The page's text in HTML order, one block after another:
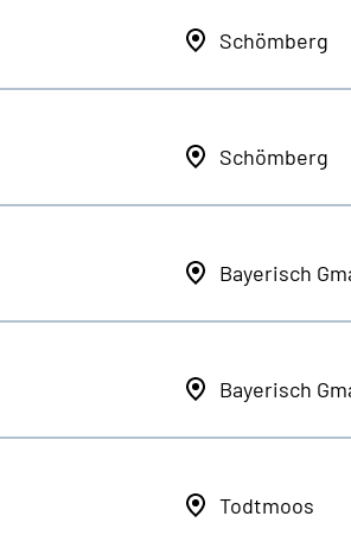
Schömberg
Schömberg
Bayerisch
Bayerisch
Todtmoos